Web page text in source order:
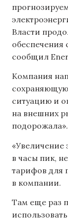
Власти
обеспечения
сообщил
Компания
ситуацию и
на внешних
подорожала».
«Увеличение
в часы пик,
тарифов для
в компании.
Там еще раз